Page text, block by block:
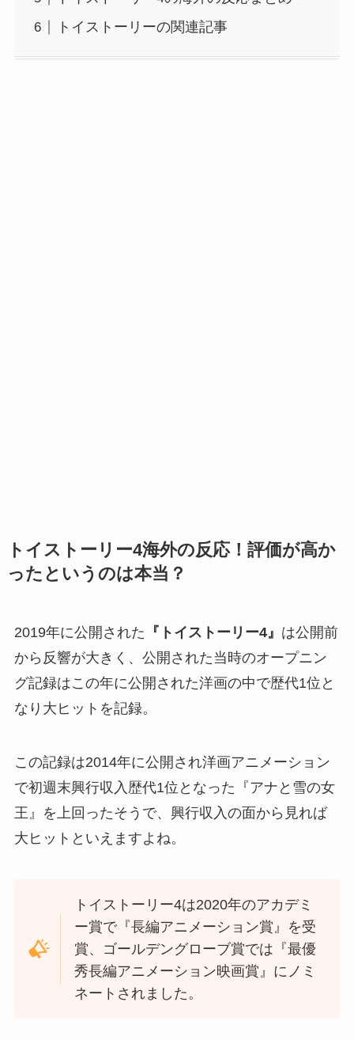
トイストーリーの関連記事
トイストーリー4海外の反応！評価が高か
ったというのは本当？
2019年に公開された 『トイストーリー4』 は公開前
から反響が大きく、公開された当時のオープニン
グ記録はこの年に公開された洋画の中で歴代1位と
なり大ヒットを記録。
この記録は2014年に公開され洋画アニメーション
で初週末興行収入歴代1位となった『アナと雪の女
王』を上回ったそうで、興行収入の面から見れば
大ヒットといえますよね。
トイストーリー4は2020年のアカデミ
ー賞で『長編アニメーション賞』を受
賞、ゴールデングローブ賞では『最優
秀長編アニメーション映画賞』にノミ
ネートされました。